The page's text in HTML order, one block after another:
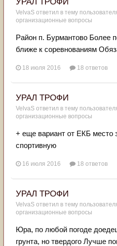
VelvaS ответил в тему
организационные вопросы
Район п. Бурмантово Более
ближе к соревнованиям
18 июля 2016 18 ответов
УРАЛ ТРОФИ
VelvaS ответил в тему
организационные вопросы
+ еще вариант от ЕКБ место
спортивную
16 июля 2016 18 ответов
УРАЛ ТРОФИ
VelvaS ответил в тему
организационные вопросы
Юра, по любой погоде
грунта, но твердого Лучше